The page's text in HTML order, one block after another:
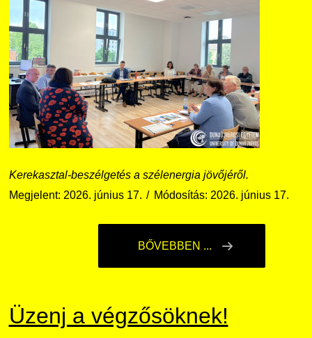
Kerekasztal-beszélgetés a szélenergia jövőjéről.
Megjelent: 2026. június 17.
Módosítás: 2026. június 17.
BŐVEBBEN ...
Üzenj a végzősöknek!